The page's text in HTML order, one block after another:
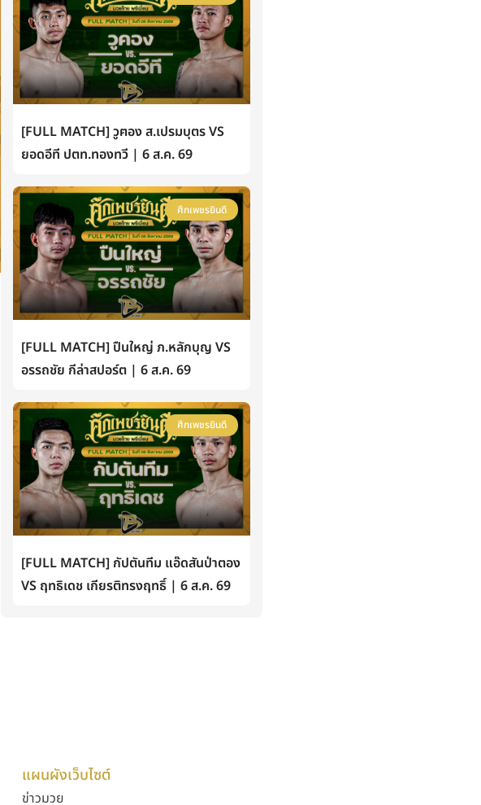
[FULL MATCH] วูฅอง ส.เปรมบุตร VS
ยอดอีที ปตท.ทองทวี | 6 ส.ค. 69
ศึกเพชรยินดี
[FULL MATCH] ปืนใหญ่ ภ.หลักบุญ VS
อรรถชัย กีล่าสปอร์ต | 6 ส.ค. 69
ศึกเพชรยินดี
[FULL MATCH] กัปตันทีม แอ๊ดสันป่าตอง
VS ฤทธิเดช เกียรติทรงฤทธิ์ | 6 ส.ค. 69
แผนผังเว็บไซต์
ข่าวมวย